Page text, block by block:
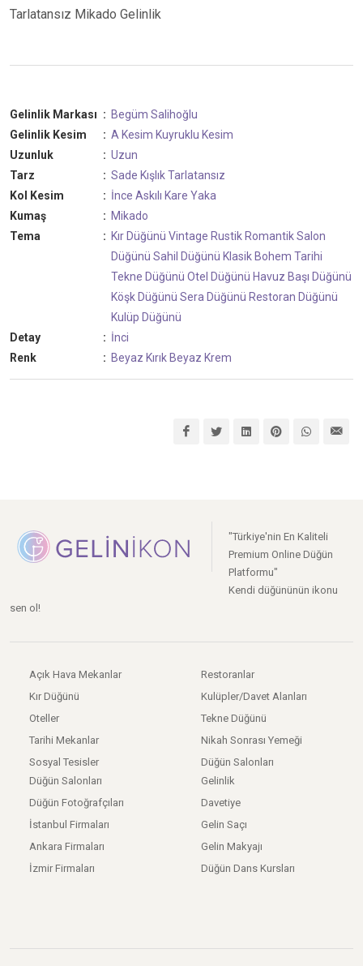
Tarlatansız Mikado Gelinlik
Gelinlik Markası : Begüm Salihoğlu
Gelinlik Kesim
: A Kesim Kuyruklu Kesim
Uzunluk
: Uzun
Tarz
: Sade KışlıkTarlatansız
Kol Kesim
: İnce Askılı Kare Yaka
Kumaş
: Mikado
Tema
: Kır Düğünü Vintage Rustik RomantikSalon
Düğünü Sahil Düğünü Klasik Bohem Tarihi
Tekne Düğünü Otel Düğünü Havuz Başı Düğünü
Köşk Düğünü Sera Düğünü Restoran Düğünü
Kulüp Düğünü
Detay
: İnci
Renk
: Beyaz Kırık Beyaz Krem
"Türkiye'nin En Kaliteli
Premium Online Düğün
Platformu"
Kendi düğününün ikonu
sen ol!
Açık Hava Mekanlar
Kır Düğünü
Oteller
Tarihi Mekanlar
Sosyal Tesisler
Restoranlar
Kulüpler/Davet Alanları
Tekne Düğünü
Nikah Sonrası Yemeği
Düğün Salonları
Düğün Salonları
Düğün Fotoğrafçıları
İstanbul Firmaları
Ankara Firmaları
İzmir Firmaları
Gelinlik
Davetiye
Gelin Saçı
Gelin Makyajı
Düğün Dans Kursları